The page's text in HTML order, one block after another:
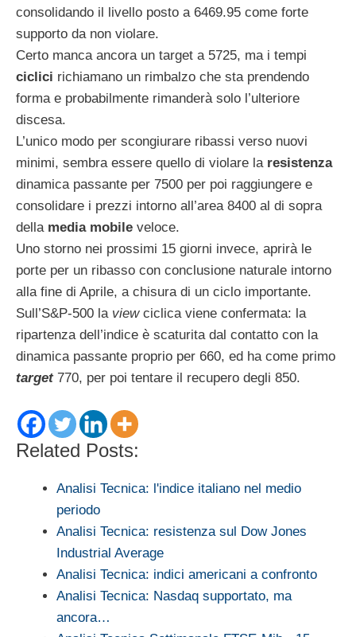
consolidando il livello posto a 6469.95 come forte
supporto da non violare.
Certo manca ancora un target a 5725, ma i tempi
ciclici richiamano un rimbalzo che sta prendendo
forma e probabilmente rimanderà solo l’ulteriore
discesa.
L’unico modo per scongiurare ribassi verso nuovi
minimi, sembra essere quello di violare la resistenza
dinamica passante per 7500 per poi raggiungere e
consolidare i prezzi intorno all’area 8400 al di sopra
della media mobile veloce.
Uno storno nei prossimi 15 giorni invece, aprirà le
porte per un ribasso con conclusione naturale intorno
alla fine di Aprile, a chisura di un ciclo importante.
Sull’S&P-500 la viewciclica viene confermata: la
ripartenza dell’indice è scaturita dal contatto con la
dinamica passante proprio per 660, ed ha come primo
target770, per poi tentare il recupero degli 850.
Related Posts:
Analisi Tecnica: l'indice italiano nel medio
periodo
Analisi Tecnica: resistenza sul Dow Jones
Industrial Average
Analisi Tecnica: indici americani a confronto
Analisi Tecnica: Nasdaq supportato, ma
ancora…